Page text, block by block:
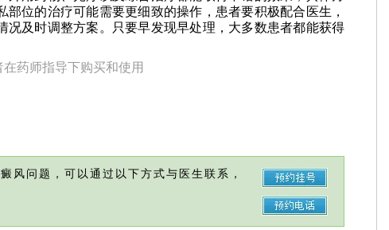
位的治疗可能需要更细致的操作，患者要积极配合医生，
及时调整方案。只要早发现早处理，大多数患者都能获得
药师指导下购买和使用
风问题，可以通过以下方式与医生联系，